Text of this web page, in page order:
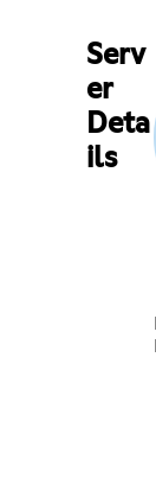
Serv
er
Deta
ils